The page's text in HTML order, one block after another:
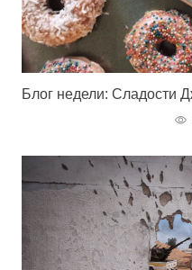
Блог недели: Сладости